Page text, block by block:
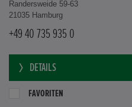
Randersweide 59-63
21035 Hamburg
+49 40 735 935 0
DETAILS
FAVORITEN